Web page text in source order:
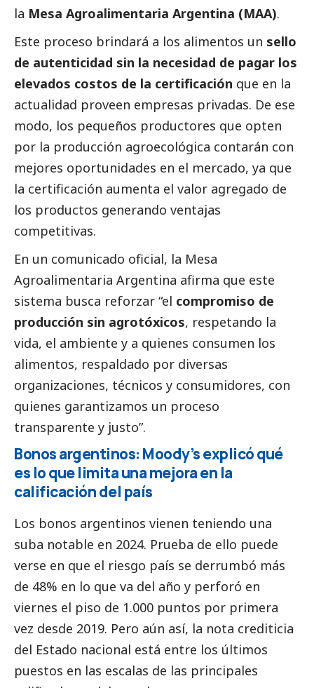
la Mesa Agroalimentaria Argentina (MAA).
Este proceso brindará a los alimentos un sello
de autenticidad sin la necesidad de pagar los
elevados costos de la certificación que en la
actualidad proveen empresas privadas. De ese
modo, los pequeños productores que opten
por la producción agroecológica contarán con
mejores oportunidades en el mercado, ya que
la certificación aumenta el valor agregado de
los productos generando ventajas
competitivas.
En un comunicado oficial, la Mesa
Agroalimentaria Argentina afirma que este
sistema busca reforzar “el compromiso de
producción sin agrotóxicos, respetando la
vida, el ambiente y a quienes consumen los
alimentos, respaldado por diversas
organizaciones, técnicos y consumidores, con
quienes garantizamos un proceso
transparente y justo”.
Bonos argentinos: Moody’s explicó qué
es lo que limita una mejora en la
calificación del país
Los bonos argentinos vienen teniendo una
suba notable en 2024. Prueba de ello puede
verse en que el riesgo país se derrumbó más
de 48% en lo que va del año y perforó en
viernes el piso de 1.000 puntos por primera
vez desde 2019. Pero aún así, la nota crediticia
del Estado nacional está entre los últimos
puestos en las escalas de las principales